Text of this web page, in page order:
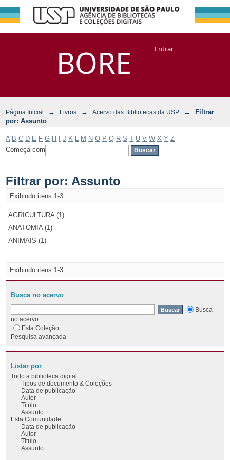
BORE
Filtrar por:
Assunto
DSpace/Manakin + CoriscoEntrar
Página Inicial → Livros → Acervo das Bibliotecas da USP →
Filtrar
por: Assunto
A B C D E F G H J K M N O P Q R S T U V W X Y Z
Começa com
Filtrar por: Assunto
Exibindo itens 1-3
AGRICULTURA (1)
ANATOMIA (1)
ANIMAIS (1)
Exibindo itens 1-3
Busca no acervo
Busca
no acervo
Esta Coleção
Pesquisa avançada
Listar por
Todo a biblioteca digital
Tipos de documento & Coleções
Data de publicação
Autor
Título
Assunto
Esta Comunidade
Data de publicação
Autor
Título
Assunto